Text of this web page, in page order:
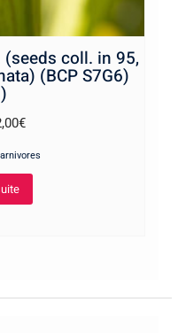
coll. in 95,
(BCP S7G6)
€Plage